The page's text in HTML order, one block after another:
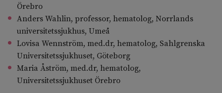
Örebro
Anders Wahlin, professor, hematolog, Norrlands
universitetssjukhus, Umeå
Lovisa Wennström, med.dr, hematolog, Sahlgrenska
Universitetssjukhuset, Göteborg
Maria Åström, med.dr, hematolog,
Universitetssjukhuset Örebro